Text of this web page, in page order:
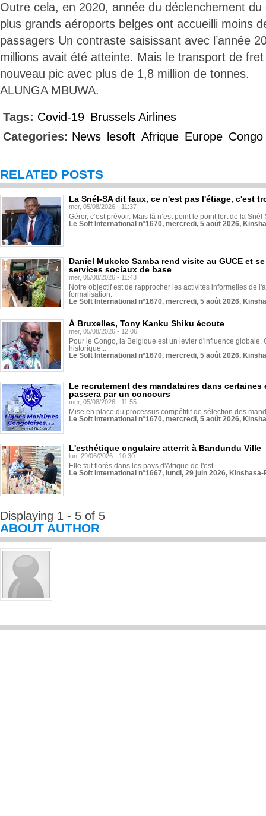
Outre cela, en 2020, année du déclenchement
plus grands aéroports belges ont accueilli moins
passagers Un contraste saisissant avec l’année
millions avait été atteinte. Mais le transport de
nouveau pic avec plus de 1,8 million de tonnes.
ALUNGA MBUWA.
Tags: Covid-19 Brussels Airlines
Categories: News lesoft Afrique Europe Congo
RELATED POSTS
La Snél-SA dit faux, ce n'est pas l'étiage, c'est
mer, 05/08/2026 - 11:37
Gérer, c’est prévoir. Mais là n’est point le point fort de la
Le Soft International n°1670, mercredi, 5 août 2026,
Daniel Mukoko Samba rend visite au GUCE et
services sociaux de base
mer, 05/08/2026 - 11:43
Notre objectif est de rapprocher les activités informelles de
formalisation.
Le Soft International n°1670, mercredi, 5 août 2026,
À Bruxelles, Tony Kanku Shiku écoute
mer, 05/08/2026 - 12:06
Pour le Congo, la Belgique est un levier d'influence globale.
historique...
Le Soft International n°1670, mercredi, 5 août 2026,
Le recrutement des mandataires dans
passera par un concours
mer, 05/08/2026 - 11:55
Mise en place du processus compétitif de sélection des
Le Soft International n°1670, mercredi, 5 août 2026,
L'esthétique ongulaire atterrit à Bandundu Ville
lun, 29/06/2026 - 10:30
Elle fait florès dans les pays d'Afrique de l'est...
Le Soft International n°1667, lundi, 29 juin 2026,
Displaying 1 - 5 of 5
ABOUT AUTHOR